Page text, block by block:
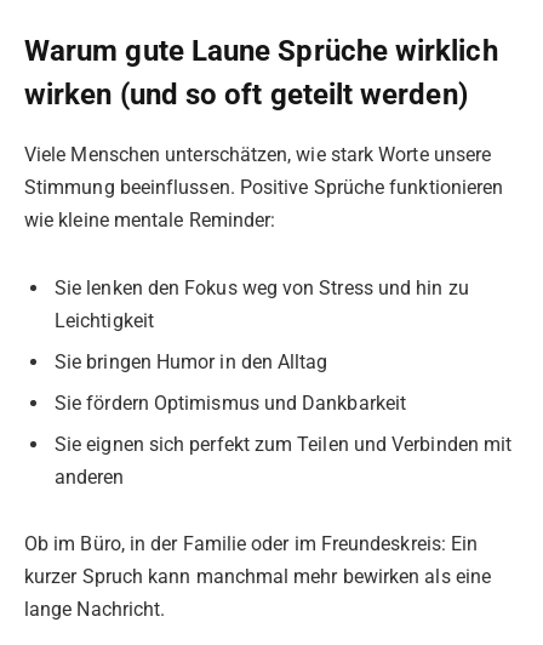
Warum gute Laune Sprüche wirklich
wirken (und so oft geteilt werden)
Viele Menschen unterschätzen, wie stark Worte unsere
Stimmung beeinflussen. Positive Sprüche funktionieren
wie kleine mentale Reminder:
Sie lenken den Fokus weg von Stress und hin zu
Leichtigkeit
Sie bringen Humor in den Alltag
Sie fördern Optimismus und Dankbarkeit
Sie eignen sich perfekt zum Teilen und Verbinden mit
anderen
Ob im Büro, in der Familie oder im Freundeskreis: Ein
kurzer Spruch kann manchmal mehr bewirken als eine
lange Nachricht.